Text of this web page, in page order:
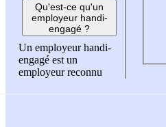
Qu'est-ce qu'un
employeur handi-
engagé ?
Un employeur handi-
engagé est un
employeur reconnu